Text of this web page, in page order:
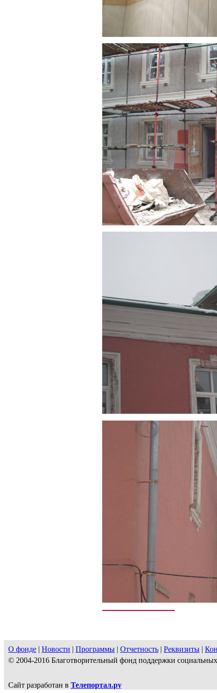
О фонде | Новости | Программы | Отчетность | Реквизиты |
© 2004-2016 Благотворительный фонд поддержки
Сайт разработан в Телепортал.ру